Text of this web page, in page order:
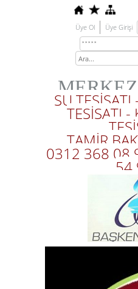
Üye Ol Üye Girişi
SU
TESİSATI -
TAMİR
0312 368 08
54